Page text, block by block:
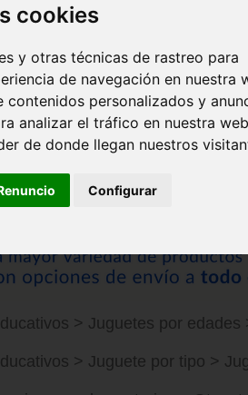
cookies
y otras técnicas de rastreo para
de navegación en nuestra
contenidos personalizados y
analizar el tráfico en nuestra
de donde llegan nuestros
Configurar
> Juguetes por edades
> Juguete por tipo >